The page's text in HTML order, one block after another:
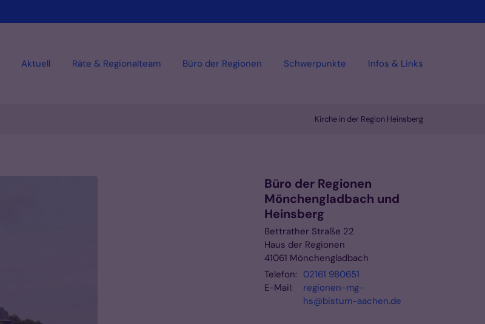
Aktuell Räte & Regionalteam Büro der Regionen Schwerpunkte Infos & Links
Kirche in der Region Heinsberg
Büro der Regionen
Mönchengladbach und
Heinsberg
Bettrather Straße 22
Haus der Regionen
41061 Mönchengladbach
Telefon: 02161 980651
E-Mail:
regionen-mg-
hs@bistum-aachen.de